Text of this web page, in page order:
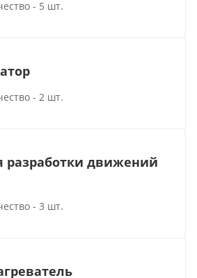
- 5 шт.
- 2 шт.
разработки движений
- 3 шт.